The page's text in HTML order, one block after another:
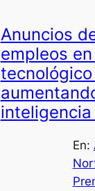
Anuncios
empleos
En: